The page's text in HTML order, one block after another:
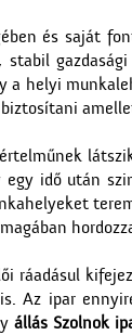
és saját
stabil
a helyi
idő után
ráadásul
Az ipar
állás Szolnok